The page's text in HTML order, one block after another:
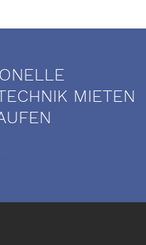
MIETEN